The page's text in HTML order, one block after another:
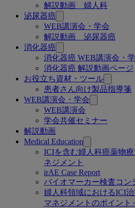
解説動画 婦人科
泌尿器癌
WEB講演会・学会
解説動画 泌尿器癌
消化器癌
消化器癌 WEB講演会・
消化器癌 解説動画ページ
お役立ち資材・ツール
患者さん向け製品指導箋
WEB講演会・学会
WEB講演会
学会共催セミナー
解説動画
Medical Education
ICIを含む婦人科癌薬物
ネジメント
irAE Case Report
バイオマーカー検査コン
婦人科領域におけるICI
マネジメントのポイント